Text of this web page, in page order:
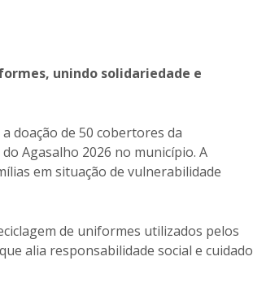
unindo solidariedade e
doação de 50 cobertores da
Agasalho 2026 no município. A
em situação de vulnerabilidade
de uniformes utilizados pelos
alia responsabilidade social e cuidado